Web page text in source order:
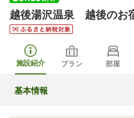
越後湯沢温泉 越後のお
施設紹介 プラン 部屋
基本情報